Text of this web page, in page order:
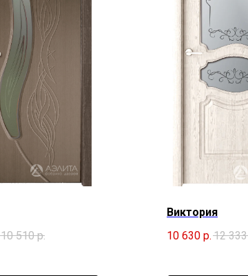
10 510 р.
Виктория
10 630 р. 12 333